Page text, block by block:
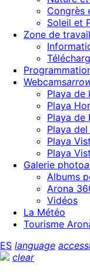
Congrès
Soleil et
Zone de travail
Webcams
Playa de
Playa
Playa de
Playa
Playa
Playa
Galerie photo
Albums
Arona
Vidéos
La Météo
Tourisme
ES language
clear